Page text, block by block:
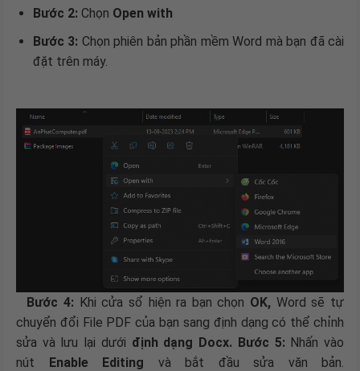
Bước 2: Chọn Open with
Bước 3: Chọn phiên bản phần mềm Word mà bạn đã cài
đặt trên máy.
Bước 4: Khi cửa sổ hiện ra bạn chọn OK, Word sẽ tự
chuyển đổi File PDF của bạn sang định dạng có thể chỉnh
sửa và lưu lại dưới định dạng Docx. Bước 5: Nhấn vào
nút Enable Editing và bắt đầu sửa văn bản.